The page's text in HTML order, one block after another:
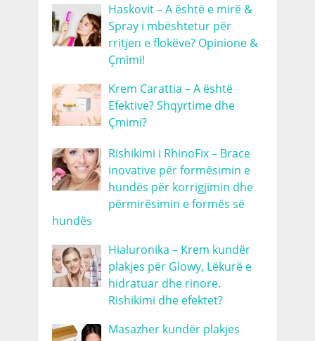
Haskovit – A është e mirë &
Spray i mbështetur për
rritjen e flokëve? Opinione &
Çmimi!
Krem Carattia – A është
Efektive? Shqyrtime dhe
Çmimi?
Rishikimi i RhinoFix – Brace
inovative për formësimin e
hundës për korrigjimin dhe
përmirësimin e formës së
hundës
Hialuronika – Krem kundër
plakjes për Glowy, Lëkurë e
hidratuar dhe rinore.
Rishikimi dhe efektet?
Masazher kundër plakjes